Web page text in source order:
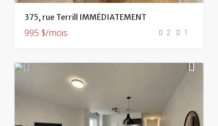
375, rue Terrill IMMÉDIATEMENT
995 $/mois 2 1